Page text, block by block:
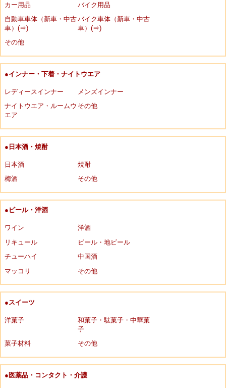
カー用品
バイク用品
自動車車体（新車・中古
車）(⇒)
バイク車体（新車・中古
車）(⇒)
その他
●インナー・下着・ナイトウエア
レディースインナー
メンズインナー
ナイトウエア・ルームウ
エア
その他
●日本酒・焼酎
日本酒
焼酎
梅酒
その他
●ビール・洋酒
ワイン
洋酒
リキュール
ビール・地ビール
チューハイ
中国酒
マッコリ
その他
●スイーツ
洋菓子
和菓子・駄菓子・中華菓
子
菓子材料
その他
●医薬品・コンタクト・介護